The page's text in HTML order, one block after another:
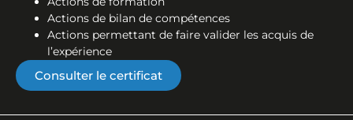
Actions de bilan de compétences
Actions permettant de faire valider les acquis de
l’expérience
Consulter le certificat